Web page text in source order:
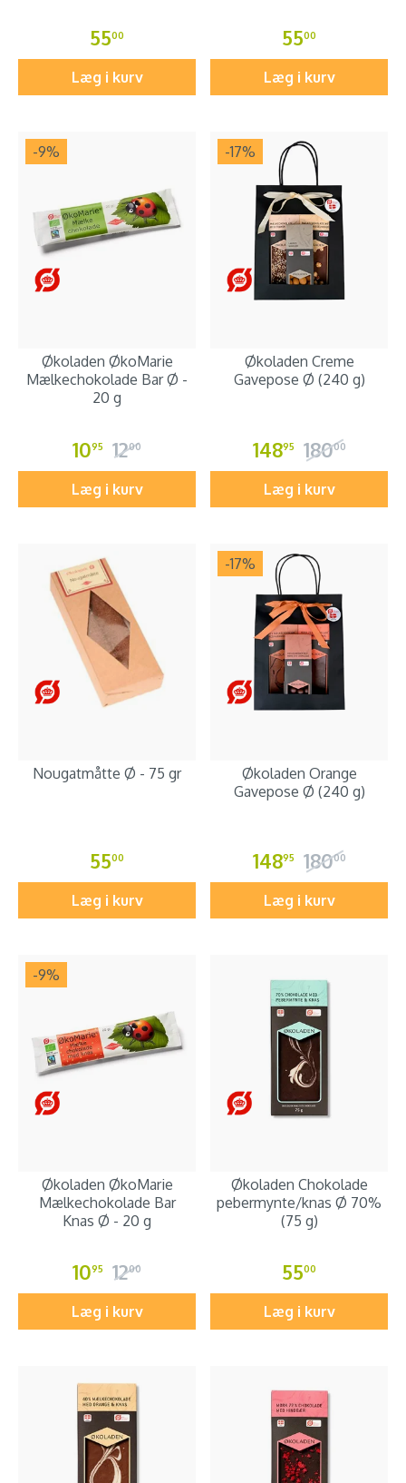
5500
Læg i kurv
5500
Læg i kurv
-9%
Økoladen ØkoMarie
Mælkechokolade Bar Ø -
20 g
1095 1200
Læg i kurv
-17%
Økoladen Creme
Gavepose Ø (240 g)
14895 18000
Læg i kurv
Nougatmåtte Ø - 75 gr
5500
Læg i kurv
-17%
Økoladen Orange
Gavepose Ø (240 g)
14895 18000
Læg i kurv
-9%
Økoladen ØkoMarie
Mælkechokolade Bar
Knas Ø - 20 g
1095 1200
Læg i kurv
Økoladen Chokolade
pebermynte/knas Ø 70%
(75 g)
5500
Læg i kurv